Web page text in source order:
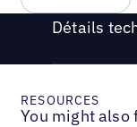
Détails
RESOURCES
You might